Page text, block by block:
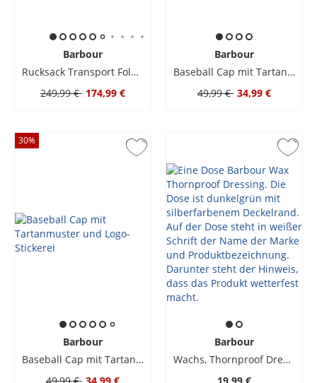
Barbour
Rucksack Transport Foldover in Canvas-Qualität
249,99 € 174,99 €
Barbour
Baseball Cap mit Tartanmuster und Logo-Stickerei
49,99 € 34,99 €
30%
Barbour
Baseball Cap mit Tartanmuster und Logo-Stickerei
Barbour
Wachs, Thornproof Dressing